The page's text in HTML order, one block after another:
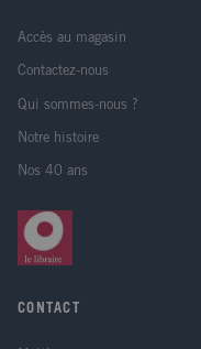
Accès au magasin
Contactez-nous
Qui sommes-nous ?
Notre histoire
Nos 40 ans
CONTACT